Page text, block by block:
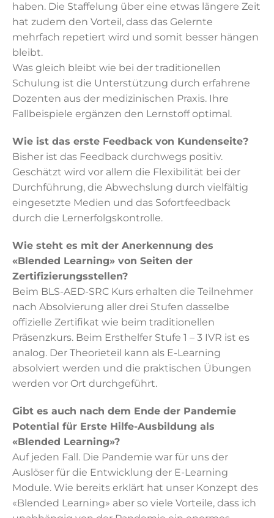
haben. Die Staffelung über eine etwas längere Zeit
hat zudem den Vorteil, dass das Gelernte
mehrfach repetiert wird und somit besser hängen
bleibt.
Was gleich bleibt wie bei der traditionellen
Schulung ist die Unterstützung durch erfahrene
Dozenten aus der medizinischen Praxis. Ihre
Fallbeispiele ergänzen den Lernstoff optimal.
Wie ist das erste Feedback von Kundenseite?
Bisher ist das Feedback durchwegs positiv.
Geschätzt wird vor allem die Flexibilität bei der
Durchführung, die Abwechslung durch vielfältig
eingesetzte Medien und das Sofortfeedback
durch die Lernerfolgskontrolle.
Wie steht es mit der Anerkennung des
«Blended Learning» von Seiten der
Zertifizierungsstellen?
Beim BLS-AED-SRC Kurs erhalten die Teilnehmer
nach Absolvierung aller drei Stufen dasselbe
offizielle Zertifikat wie beim traditionellen
Präsenzkurs. Beim Ersthelfer Stufe 1 – 3 IVR ist es
analog. Der Theorieteil kann als E-Learning
absolviert werden und die praktischen Übungen
werden vor Ort durchgeführt.
Gibt es auch nach dem Ende der Pandemie
Potential für Erste Hilfe-Ausbildung als
«Blended Learning»?
Auf jeden Fall. Die Pandemie war für uns der
Auslöser für die Entwicklung der E-Learning
Module. Wie bereits erklärt hat unser Konzept des
«Blended Learning» aber so viele Vorteile, dass ich